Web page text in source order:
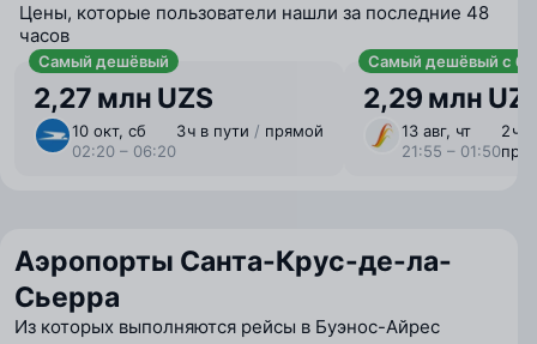
Цены, которые пользователи нашли за последние 48
часов
Самый дешёвый
2,27 млн UZS
10 окт, сб
02:20 – 06:20
3 ⁠ч в пути / прямой
Самый дешёвый с
2,29 млн
13 авг, чт
21:55 – 01:50
2 ⁠ч
Аэропорты Санта-Крус-де-ла-
Сьерра
Из которых выполняются рейсы в Буэнос-Айрес